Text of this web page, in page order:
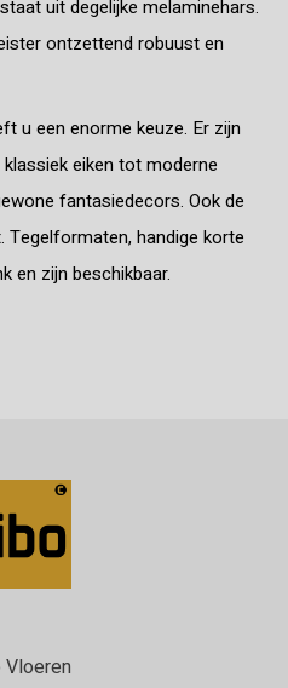
uit degelijke melaminehars.
ontzettend robuust en
u een enorme keuze. Er zijn
eiken tot moderne
fantasiedecors. Ook de
handige korte
en zijn beschikbaar.
Vloeren